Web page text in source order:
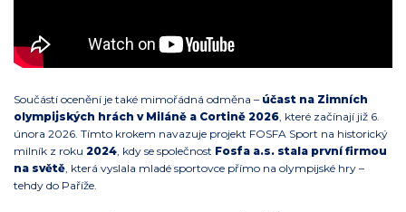
Součástí ocenění je také mimořádná odměna – účast na Zimních
olympijských hrách v Miláně a Cortině 2026 , které začínají již 6.
února 2026. Tímto krokem navazuje projekt FOSFA Sport na historický
milník z roku 2024 , kdy se společnost Fosfa a.s. stala první firmou
na světě , která vyslala mladé sportovce přímo na olympijské hry –
tehdy do Paříže.